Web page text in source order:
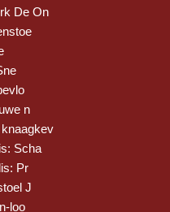
De On
n
Scha
Pr
J
loo